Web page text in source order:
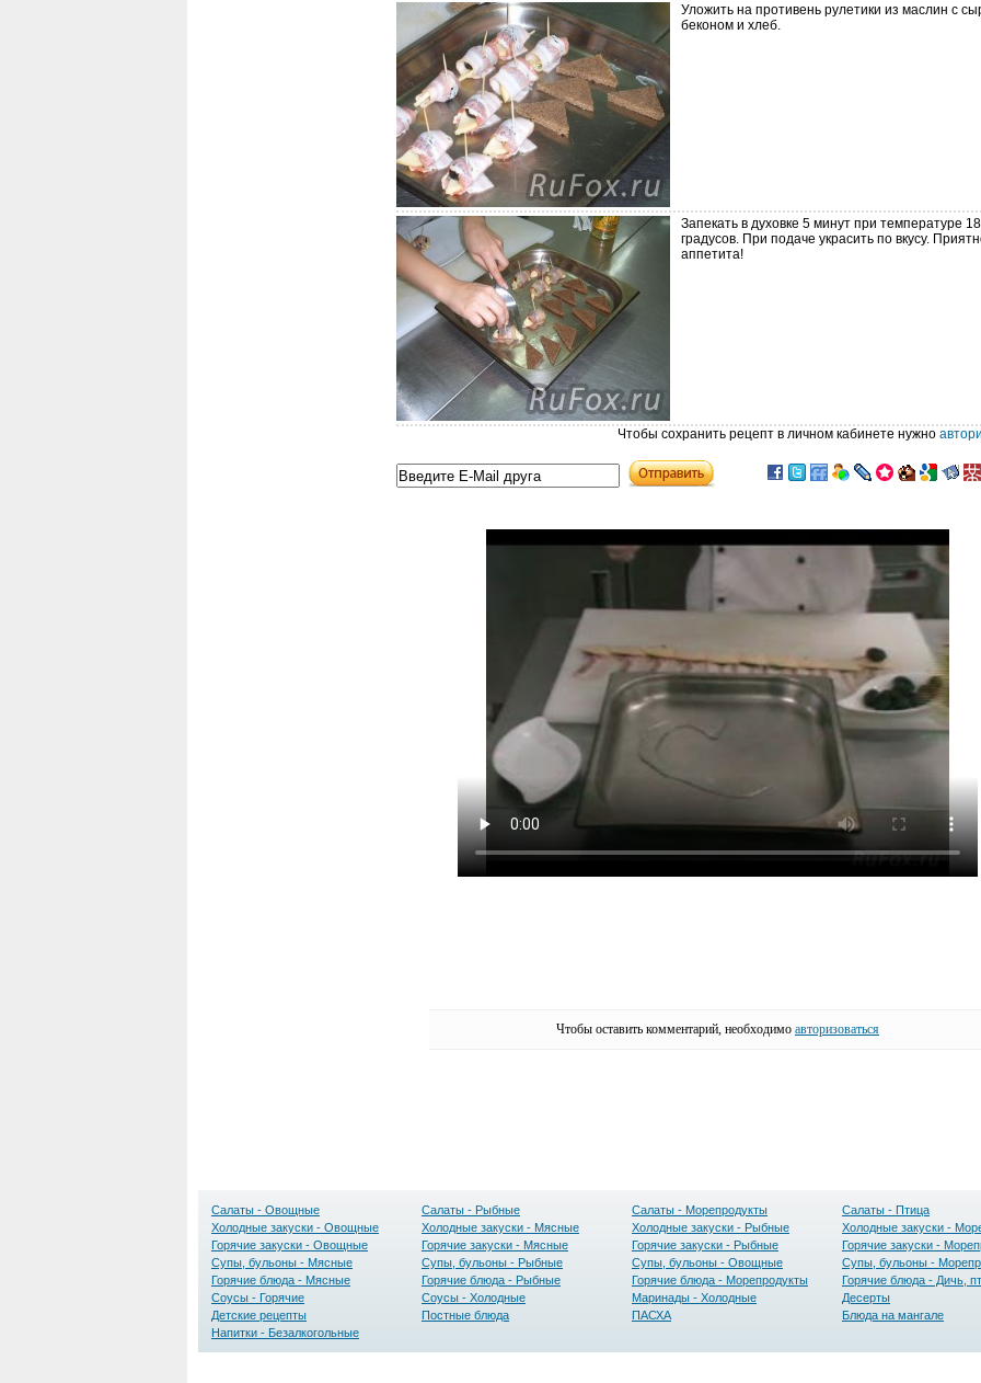
Уложить на противень рулетики из маслин с
беконом и хлеб.
Запекать в духовке 5 минут при температуре
градусов. При подаче украсить по вкусу.
аппетита!
Чтобы сохранить рецепт в личном кабинете нужно
Чтобы оставить комментарий, необходимо авторизоваться
Салаты - Овощные Салаты - Рыбные Салаты - Морепродукты Салаты - Птица
Холодные закуски - Овощные
Холодные закуски - Мясные Холодные закуски - Рыбные Холодные закуски -
Горячие закуски - Овощные
Горячие закуски - Мясные Горячие закуски - Рыбные Горячие закуски -
Супы, бульоны - Мясные
Супы, бульоны - Рыбные Супы, бульоны - Овощные Супы, бульоны -
Горячие блюда - Мясные
Горячие блюда - Рыбные Горячие блюда - Морепродукты Горячие блюда - Дичь,
Соусы - Горячие
Соусы - Холодные Маринады - Холодные Десерты
Детские рецепты
Постные блюда ПАСХА Блюда на мангале
Напитки - Безалкогольные